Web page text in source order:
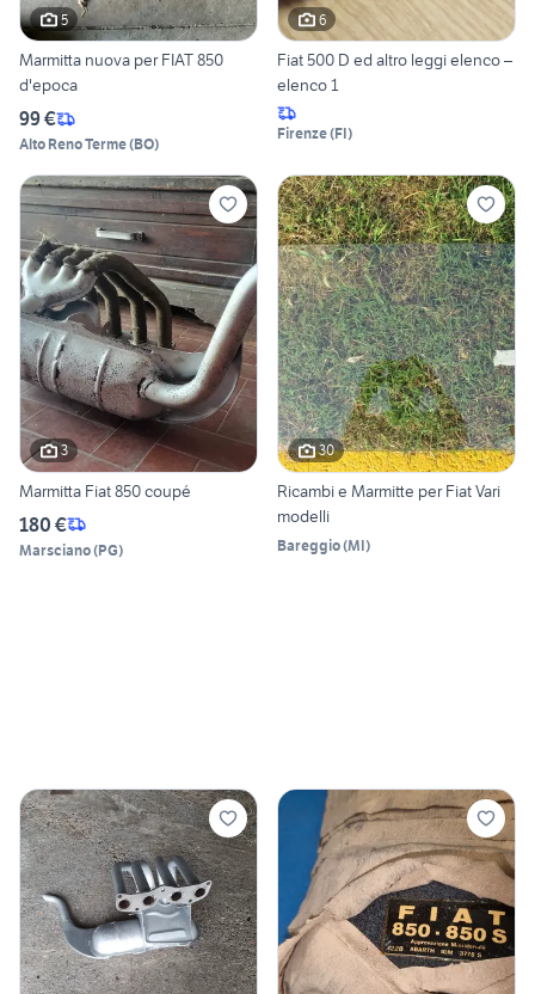
5
Marmitta nuova per FIAT 850
d'epoca
99 €
Alto Reno Terme(BO)
6
Fiat 500 D ed altro leggi elenco –
elenco 1
Firenze(FI)
3
Marmitta Fiat 850 coupé
180 €
Marsciano(PG)
30
Ricambi e Marmitte per Fiat Vari
modelli
Bareggio(MI)